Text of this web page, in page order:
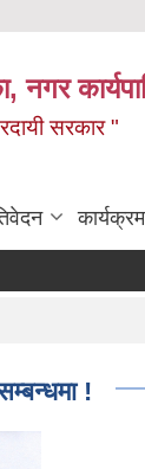
नगर
सरकार "
!